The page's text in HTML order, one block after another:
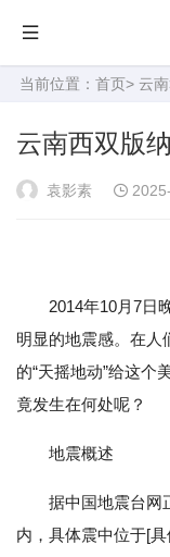
当前位置： 首页> 云南
云南西双版
袁影素
2014年10月7日
明显的地震感。在人
的“天摇地动”给这个
竟发生在何处呢？
地震概述
据中国地震台网
内，具体震中位于[